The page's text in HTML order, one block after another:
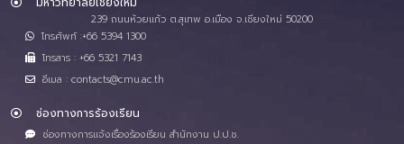
239 ถนนห้วยแก้ว ต.สุเทพ อ.เมือง จ.เชียงใหม่ 50200
โทรศัพท์ :+66 5394 1300
โทรสาร : +66 5321 7143
อีเมล : contacts@cmu.ac.th
ช่องทางการร้องเรียน
ช่องทางการแจ้งเรื่องร้องเรียน สำนักงาน ป.ป.ช.